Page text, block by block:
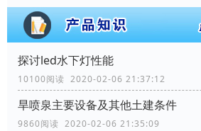
探讨led水下灯性能
10100阅读 2020-02-06 21:37:12
旱喷泉主要设备及其他土建条件
9860阅读 2020-02-06 21:35:09